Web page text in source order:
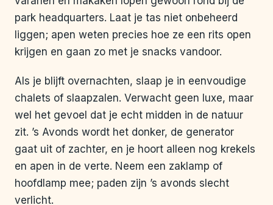
park headquarters. Laat je tas niet onbeheerd
liggen; apen weten precies hoe ze een rits open
krijgen en gaan zo met je snacks vandoor.
Als je blijft overnachten, slaap je in eenvoudige
chalets of slaapzalen. Verwacht geen luxe, maar
wel het gevoel dat je echt midden in de natuur
zit. ’s Avonds wordt het donker, de generator
gaat uit of zachter, en je hoort alleen nog krekels
en apen in de verte. Neem een zaklamp of
hoofdlamp mee; paden zijn ’s avonds slecht
verlicht.